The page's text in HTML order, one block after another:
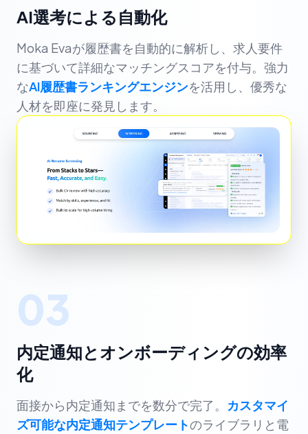
AI選考による自動化
Moka Evaが履歴書を自動的に解析し、求人要件
に基づいて詳細なマッチングスコアを付与。強力
なAI履歴書ランキングエンジンを活用し、優秀な
人材を即座に発見します。
03
内定通知とオンボーディングの効率
化
面接から内定通知までを数分で完了。 カスタマイ
ズ可能な内定通知テンプレートのライブラリと電